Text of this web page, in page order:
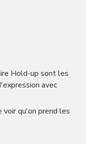
Hold-up sont les
avec
voir qu'on prend les